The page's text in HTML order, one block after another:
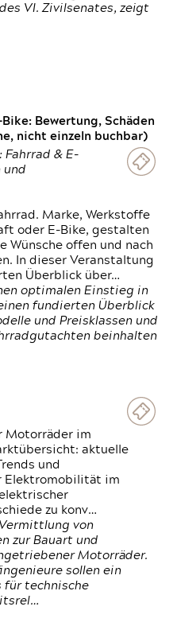
VI. Zivilsenates, zeigt
Bewertung, Schäden
nicht einzeln buchbar)
Fahrrad & E-
und
Marke, Werkstoffe
oder E-Bike, gestalten
Wünsche offen und nach
In dieser Veranstaltung
Überblick über…
optimalen Einstieg in
fundierten Überblick
und Preisklassen und
beinhalten
Motorräder im
aktuelle
und
Elektromobilität im
zu konv…
von
zur Bauart und
Motorräder.
sollen ein
für technische